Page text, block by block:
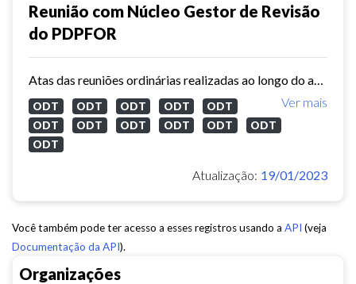
Organizações
Reunião com Núcleo Gestor de Revisão
do PDPFOR
Ver mais
ODT ODT ODT ODT
ODT
ODT
ODT ODT ODT ODT
ODT
ODT
Atualização: 19/01/2023
Você também pode ter acesso a esses registros usando a API (veja
Documentação da API).